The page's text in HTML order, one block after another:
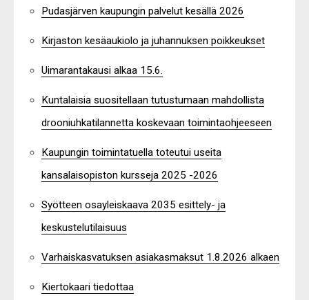
Pudasjärven kaupungin palvelut kesällä 2026
Kirjaston kesäaukiolo ja juhannuksen poikkeukset
Uimarantakausi alkaa 15.6.
Kuntalaisia suositellaan tutustumaan mahdollista
drooniuhkatilannetta koskevaan toimintaohjeeseen
Kaupungin toimintatuella toteutui useita
kansalaisopiston kursseja 2025 -2026
Syötteen osayleiskaava 2035 esittely- ja
keskustelutilaisuus
Varhaiskasvatuksen asiakasmaksut 1.8.2026 alkaen
Kiertokaari tiedottaa